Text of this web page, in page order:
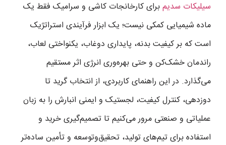
سیلیکات سدیمبرای کارخانجات کاشی و سرامیک فقط یک
ماده شیمیایی کمکی نیست؛ یک ابزار فرآیندی استراتژیک
است که بر کیفیت بدنه، پایداری دوغاب، یکنواختی لعاب،
راندمان خشک‌کن و حتی بهره‌وری انرژی اثر مستقیم
می‌گذارد. در این راهنمای کاربردی، از انتخاب گرید تا
دوزدهی، کنترل کیفیت، لجستیک و ایمنی انبارش را به زبان
عملیاتی و صنعتی مرور می‌کنیم تا تصمیم‌گیری خرید و
استفاده برای تیم‌های تولید، تحقیق‌وتوسعه و تأمین ساده‌تر